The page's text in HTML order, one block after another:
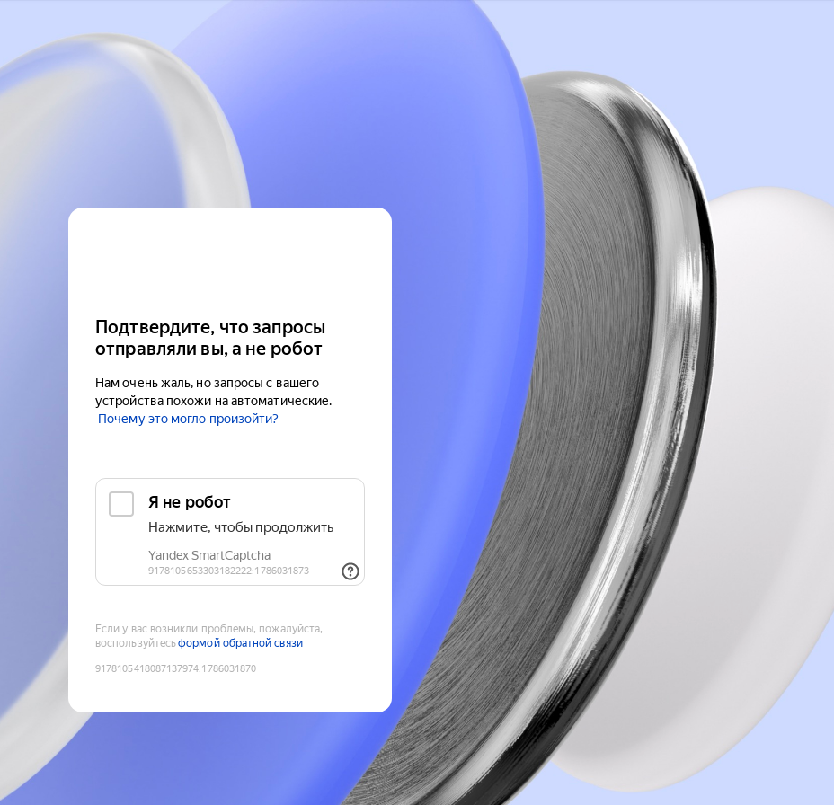
Подтвердите, что запросы
отправляли вы, а не робот
Нам очень жаль, но запросы с вашего
устройства похожи на автоматические.
Почему это могло произойти?
Если у вас возникли проблемы, пожалуйста,
воспользуйтесьформой обратной связи
9178105418087137974:1786031870